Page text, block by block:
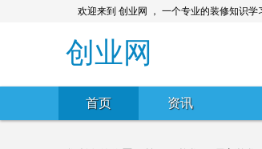
欢迎来到 创业网 ， 一个专业的装修知识学
创业网
首页 资讯